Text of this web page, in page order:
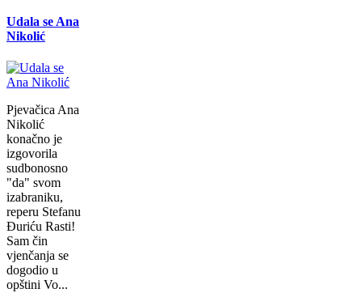
Udala se Ana
Nikolić
Pjevačica Ana
Nikolić
konačno je
izgovorila
sudbonosno
"da" svom
izabraniku,
reperu Stefanu
Đuriću Rasti!
Sam čin
vjenčanja se
dogodio u
opštini Vo...